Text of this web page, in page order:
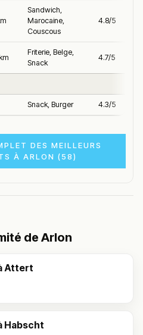
Sandwich,
Marocaine,
Couscous
4.8/5
Friterie, Belge,
Snack
4.7/5
Snack, Burger 4.3/5
DES MEILLEURS
À ARLON (58)
de Arlon
Attert
Habscht